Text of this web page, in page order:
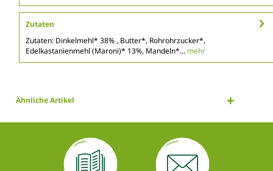
Zutaten
Zutaten: Dinkelmehl* 38% , Butter*, Rohrohrzucker*,
Edelkastanienmehl (Maroni)* 13%, Mandeln*... mehr
Ähnliche Artikel